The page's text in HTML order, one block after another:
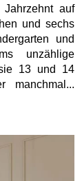
auf
und sechs
und
unzählige
13 und 14